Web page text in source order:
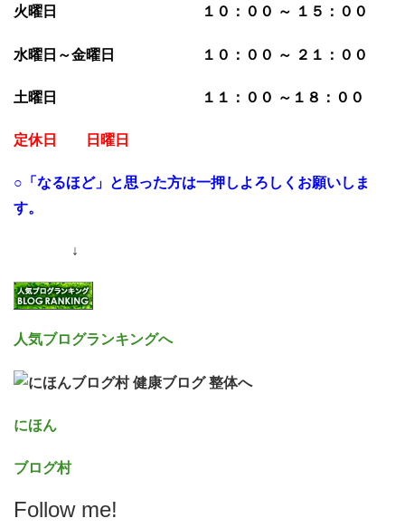
火曜日 １０：００ ～ １５：００
水曜日～金曜日 １０：００ ～ ２１：００
土曜日 １１：００ ～１８：００
定休日 日曜日
○「なるほど」と思った方は一押しよろしくお願いしま
す。
↓
人気ブログランキングへ
にほん
ブログ村
Follow me!